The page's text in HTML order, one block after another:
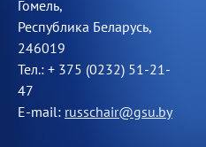
Гомель,
Республика Беларусь,
246019
Тел.: + 375 (0232) 51-21-
47
E-mail: russchair@gsu.by